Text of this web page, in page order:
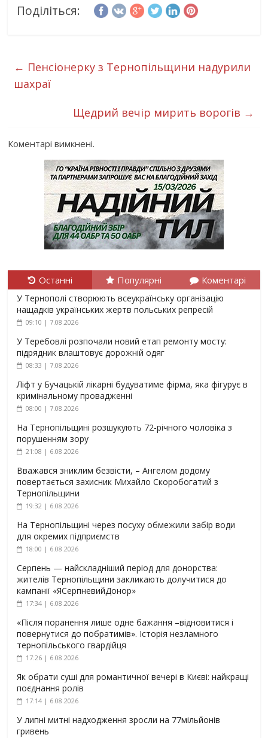
Поділіться:
← Пенсіонерку з Тернопільщини надурили
шахраї
Щедрий вечір мирить ворогів →
Коментарі вимкнені.
Останні Популярні Коментарі
У Тернополі створюють всеукраїнську організацію
нащадків українських жертв польських репресій
09:10 | 7.08.2026
У Теребовлі розпочали новий етап ремонту мосту:
підрядник влаштовує дорожній одяг
08:33 | 7.08.2026
Ліфт у Бучацькій лікарні будуватиме фірма, яка фігурує в
кримінальному провадженні
08:00 | 7.08.2026
На Тернопільщині розшукують 72-річного чоловіка з
порушенням зору
21:08 | 6.08.2026
Вважався зниклим безвісти, – Ангелом додому
повертається захисник Михайло Скоробогатий з
Тернопільщини
19:32 | 6.08.2026
На Тернопільщині через посуху обмежили забір води
для окремих підприємств
18:00 | 6.08.2026
Серпень — найскладніший період для донорства:
жителів Тернопільщини закликають долучитися до
кампанії «ЯСерпневийДонор»
17:34 | 6.08.2026
«Після поранення лише одне бажання –відновитися і
повернутися до побратимів». Історія незламного
тернопільського гвардійця
17:26 | 6.08.2026
Як обрати суші для романтичної вечері в Києві: найкращі
поєднання ролів
17:14 | 6.08.2026
У липні митні надходження зросли на 77мільйонів
гривень